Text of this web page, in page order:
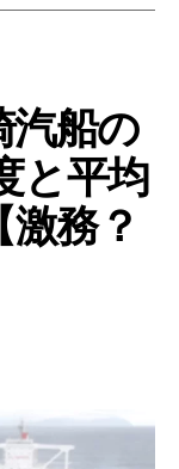
･
汽船の
と平均
務？